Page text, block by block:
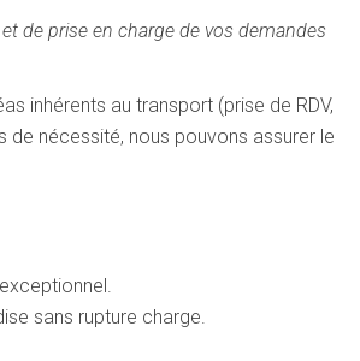
de prise en charge de vos demandes
inhérents au transport (prise de RDV,
nécessité, nous pouvons assurer le
sans rupture charge.